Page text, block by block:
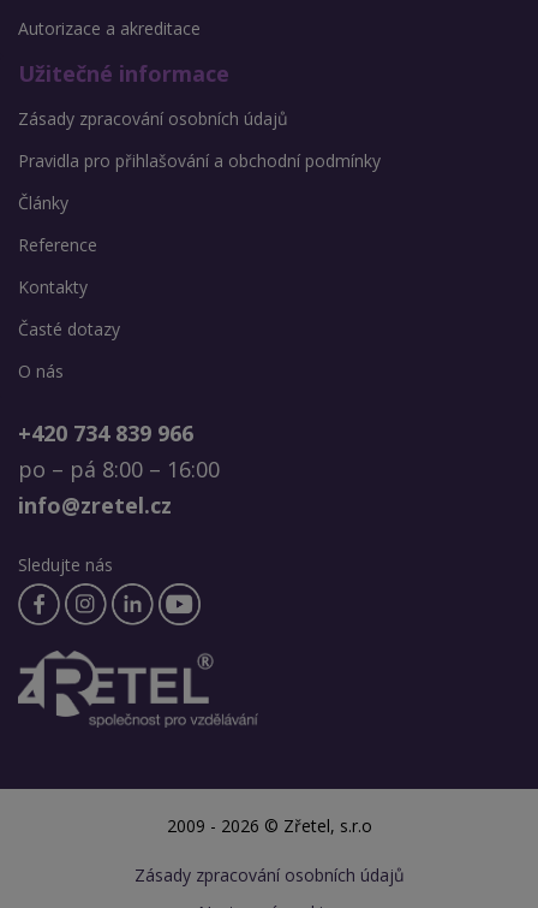
Autorizace a akreditace
Užitečné informace
Zásady zpracování osobních údajů
Pravidla pro přihlašování a obchodní podmínky
Články
Reference
Kontakty
Časté dotazy
O nás
+420 734 839 966
po – pá 8:00 – 16:00
info@zretel.cz
Sledujte nás
2009 - 2026 © Zřetel, s.r.o
Zásady zpracování osobních údajů